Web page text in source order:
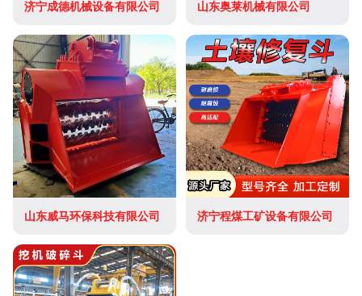
济宁成德机械设备有限公司 山东奥莱机械有限公司
山东威马环保科技有限公司 济宁程煤工矿设备有限公司